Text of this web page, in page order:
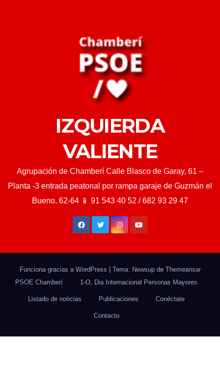
IZQUIERDA
VALIENTE
Agrupación de Chamberí Calle Blasco de Garay, 61 –
Planta -3 entrada peatonal por rampa garaje de Guzmán el
Bueno, 62-64 📱 91 543 40 52 / 682 93 29 47
Funciona gracias a WordPress Tema: Newsup de Themeansar
PSOE Chamberí
1-O, Dia Internacional Personas Mayores
Listado de noticias Publicaciones Conéctate
Contacto